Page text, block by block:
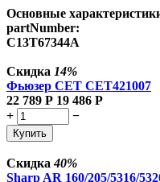
Основные
partNumber:
C13T67344A
Скидка 14%
Фьюзер CET CET421007
22 789 Р 19 486 Р
+
−
Купить
Скидка40%
Sharp AR 160/205/5316/